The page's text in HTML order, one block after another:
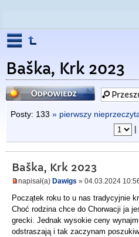
Baška, Krk 2023
Odpowiedz
Posty: 133 » pierwszy
|
Baška, Krk 2023
napisał(a) Dawigs » 04.03.2024
Początek roku to u nas tradycyjnie
Choć rodzina chce do Chorwacji ja
grecki. Jednak wysokie ceny
odstraszają i tak zaczynam